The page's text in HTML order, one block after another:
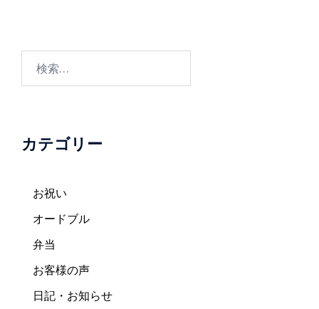
ョ
カテゴリー
お祝い
オードブル
弁当
お客様の声
日記・お知らせ